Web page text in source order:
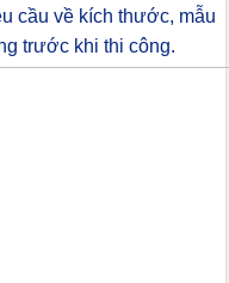
cầu về kích thước, mẫu
trước khi thi công.